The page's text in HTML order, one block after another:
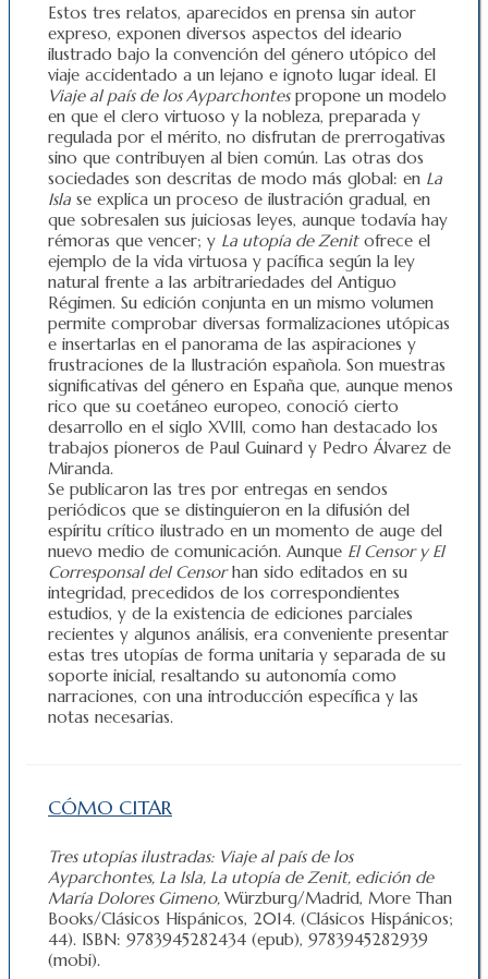
Estos tres relatos, aparecidos en prensa sin autor
expreso, exponen diversos aspectos del ideario
ilustrado bajo la convención del género utópico del
viaje accidentado a un lejano e ignoto lugar ideal. El
Viaje al país de los Ayparchontespropone un modelo
en que el clero virtuoso y la nobleza, preparada y
regulada por el mérito, no disfrutan de prerrogativas
sino que contribuyen al bien común. Las otras dos
sociedades son descritas de modo más global: en La
Isla se explica un proceso de ilustración gradual, en
que sobresalen sus juiciosas leyes, aunque todavía hay
rémoras que vencer; y La utopía de Zenitofrece el
ejemplo de la vida virtuosa y pacífica según la ley
natural frente a las arbitrariedades del Antiguo
Régimen. Su edición conjunta en un mismo volumen
permite comprobar diversas formalizaciones utópicas
e insertarlas en el panorama de las aspiraciones y
frustraciones de la Ilustración española. Son muestras
significativas del género en España que, aunque menos
rico que su coetáneo europeo, conoció cierto
desarrollo en el siglo XVIII, como han destacado los
trabajos pioneros de Paul Guinard y Pedro Álvarez de
Miranda.
Se publicaron las tres por entregas en sendos
periódicos que se distinguieron en la difusión del
espíritu crítico ilustrado en un momento de auge del
nuevo medio de comunicación. Aunque El Censor y El
Corresponsal del Censorhan sido editados en su
integridad, precedidos de los correspondientes
estudios, y de la existencia de ediciones parciales
recientes y algunos análisis, era conveniente presentar
estas tres utopías de forma unitaria y separada de su
soporte inicial, resaltando su autonomía como
narraciones, con una introducción específica y las
notas necesarias.
CÓMO CITAR
Tres utopías ilustradas: Viaje al país de los
Ayparchontes, La Isla, La utopía de Zenit, edición de
María Dolores Gimeno, Würzburg/Madrid, More Than
Books/Clásicos Hispánicos, 2014. (Clásicos Hispánicos;
44). ISBN: 9783945282434 (epub), 9783945282939
(mobi).